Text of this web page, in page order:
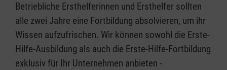
Betriebliche Ersthelferinnen und Ersthelfer sollten
alle zwei Jahre eine Fortbildung absolvieren, um ihr
Wissen aufzufrischen. Wir können sowohl die Erste-
Hilfe-Ausbildung als auch die Erste-Hilfe-Fortbildung
exklusiv für Ihr Unternehmen anbieten -